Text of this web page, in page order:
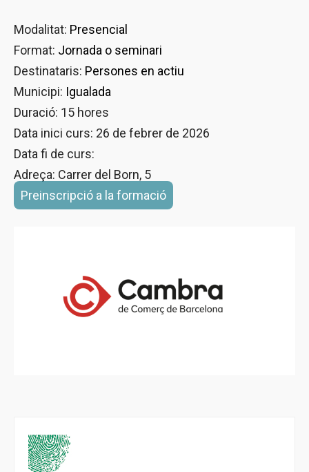
Modalitat: Presencial
Format: Jornada o seminari
Destinataris: Persones en actiu
Municipi: Igualada
Duració: 15 hores
Data inici curs: 26 de febrer de 2026
Data fi de curs:
Adreça: Carrer del Born, 5
Preinscripció a la formació